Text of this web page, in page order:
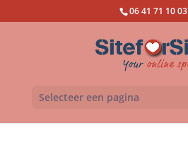
06 41 71 10 03
Selecteer een pagina